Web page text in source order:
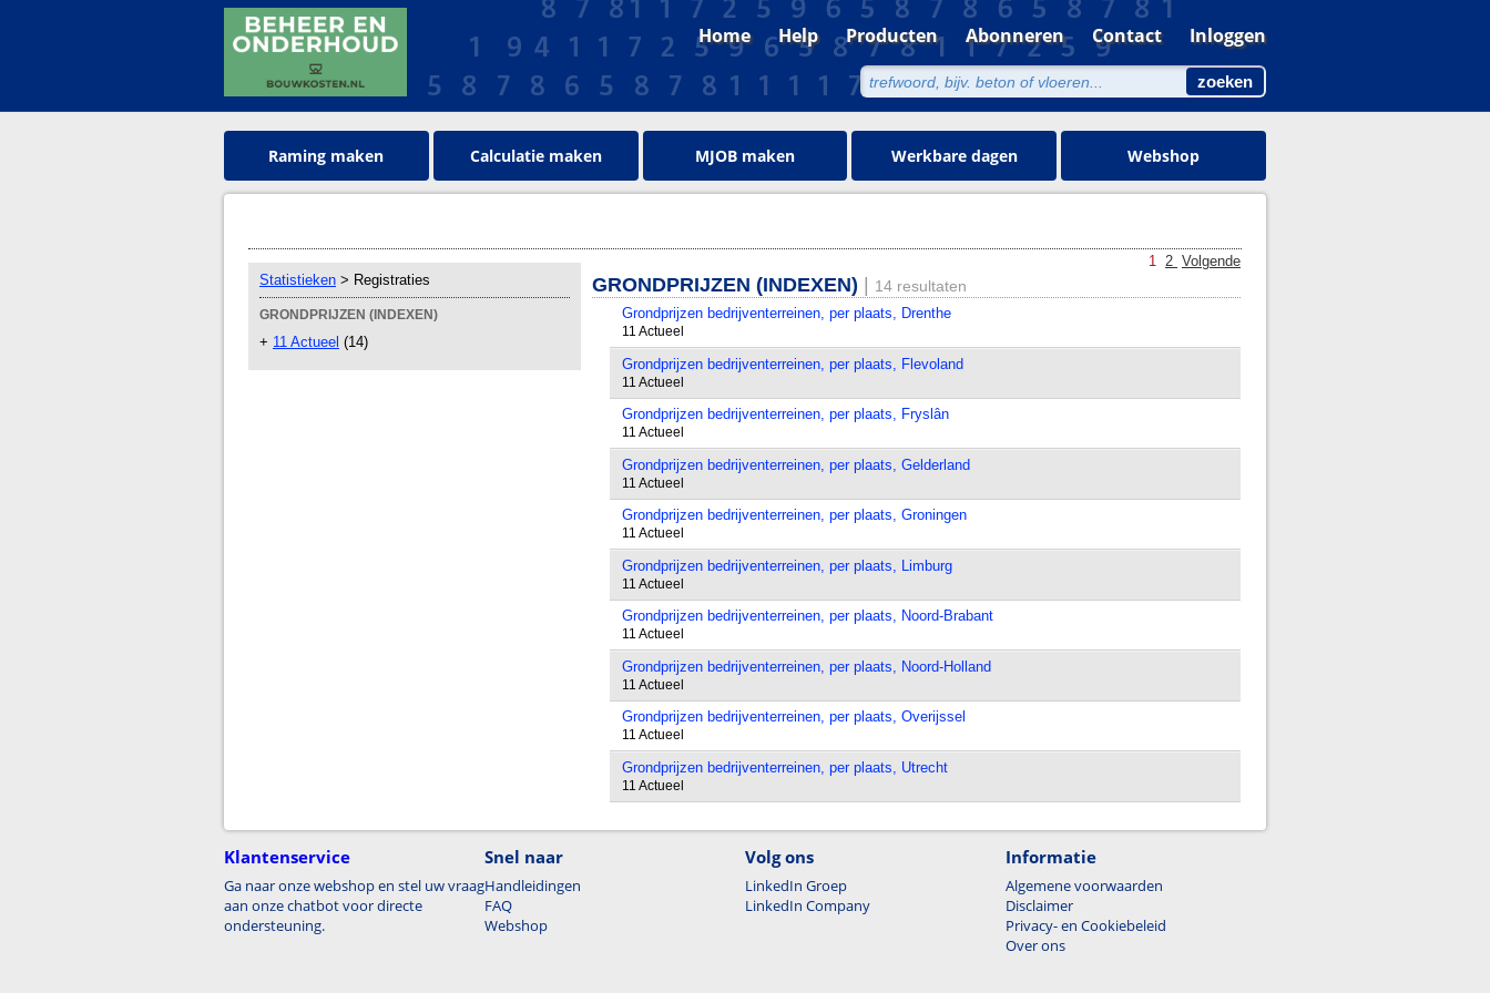
Home Help Producten Abonneren Contact Inloggen
Raming maken Calculatie maken MJOB maken Werkbare dagen Webshop
Statistieken > Registraties
GRONDPRIJZEN (INDEXEN)
+ 11 Actueel (14)
1 2 Volgende
GRONDPRIJZEN (INDEXEN) 14 resultaten
Grondprijzen bedrijventerreinen, per plaats, Drenthe
11 Actueel
Grondprijzen bedrijventerreinen, per plaats, Flevoland
11 Actueel
Grondprijzen bedrijventerreinen, per plaats, Fryslân
11 Actueel
Grondprijzen bedrijventerreinen, per plaats, Gelderland
11 Actueel
Grondprijzen bedrijventerreinen, per plaats, Groningen
11 Actueel
Grondprijzen bedrijventerreinen, per plaats, Limburg
11 Actueel
Grondprijzen bedrijventerreinen, per plaats, Noord-Brabant
11 Actueel
Grondprijzen bedrijventerreinen, per plaats, Noord-Holland
11 Actueel
Grondprijzen bedrijventerreinen, per plaats, Overijssel
11 Actueel
Grondprijzen bedrijventerreinen, per plaats, Utrecht
11 Actueel
Klantenservice
Ga naar onze webshop en stel uw vraag
aan onze chatbot voor directe
ondersteuning.
Snel naar
Handleidingen
FAQ
Webshop
Volg ons
LinkedIn Groep
LinkedIn Company
Informatie
Algemene voorwaarden
Disclaimer
Privacy- en Cookiebeleid
Over ons